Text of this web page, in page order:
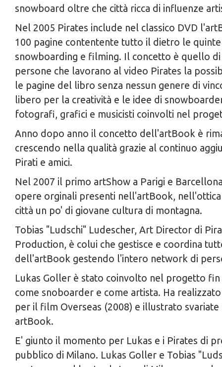
snowboard oltre che città ricca di influenze
Nel 2005 Pirates include nel classico DVD
100 pagine contentente tutto il dietro le
snowboarding e filming. Il concetto è quello
persone che lavorano al video Pirates la
le pagine del libro senza nessun genere di
libero per la creatività e le idee di
fotografi, grafici e musicisti coinvolti nel
Anno dopo anno il concetto dell'artBook è
crescendo nella qualità grazie al continuo
Pirati e amici.
Nel 2007 il primo artShow a Parigi e
opere orginali presenti nell'artBook,
città un po' di giovane cultura di montagna.
Tobias "Ludschi" Ludescher, Art Director di
Production, è colui che gestisce e coordina
dell'artBook gestendo l'intero network di
Lukas Goller è stato coinvolto nel progetto
come snoboarder e come artista. Ha
per il film Overseas (2008) e illustrato svariate
artBook.
E' giunto il momento per Lukas e i Pirates di
pubblico di Milano. Lukas Goller e Tobias